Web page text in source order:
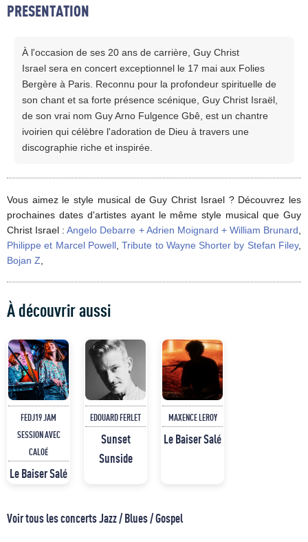
PRESENTATION
À l'occasion de ses 20 ans de carrière, Guy Christ
Israel sera en concert exceptionnel le 17 mai aux Folies
Bergère à Paris. Reconnu pour la profondeur spirituelle de
son chant et sa forte présence scénique, Guy Christ Israël,
de son vrai nom Guy Arno Fulgence Gbê, est un chantre
ivoirien qui célèbre l'adoration de Dieu à travers une
discographie riche et inspirée.
Vous aimez le style musical de Guy Christ Israel ? Découvrez les
prochaines dates d'artistes ayant le même style musical que Guy
Christ Israel :Angelo Debarre + Adrien Moignard + William Brunard
Philippe et Marcel Powell,Tribute to Wayne Shorter by Stefan Filey,
Bojan Z
À découvrir aussi
FEDJ19 JAM
SESSION AVEC
CALOÉ
Le Baiser Salé
EDOUARD FERLET
Sunset
Sunside
MAXENCE LEROY
Le Baiser Salé
Voir tous les concerts Jazz / Blues / Gospel